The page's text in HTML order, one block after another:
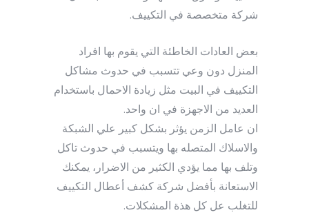
شركة متخصصة في التكييف.
بعض العادات الخاطئة التي يقوم بها افراد
المنزل دون وعي تتسبب في حدوث مشاكل
التكييف في البيت مثل زيادة الاحمال باستخدام
العديد من الاجهزة في ان واحد.
ان عامل الزمن يؤثر بشكل كبير علي الشبكة
والاسلاك المتصله بها ويتسبب في حدوث تاكل
وتلف بها مما يؤدي الكثير من الاضرار، يمكنك
الاستعانة بأفضل شركة كشف أعطال التكييف
للتغلب عل كل هذة المشكلات.